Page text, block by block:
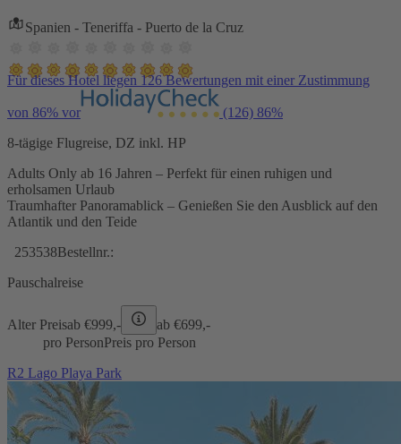
Spanien - Teneriffa - Puerto de la Cruz
Für dieses Hotel liegen 126 Bewertungen mit einer Zustimmung
von 86% vor (126) 86%
8-tägige Flugreise, DZ inkl. HP
Adults Only ab 16 Jahren – Perfekt für einen ruhigen und
erholsamen Urlaub
Traumhafter Panoramablick – Genießen Sie den Ausblick auf den
Atlantik und den Teide
253538Bestellnr.:
Pauschalreise
Alter Preisab €999,- ab €699,-
pro PersonPreis pro Person
R2 Lago Playa Park